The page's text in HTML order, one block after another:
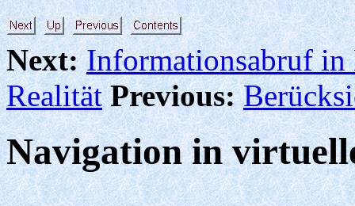
Next: Informationsabruf in
Realität Previous:
Navigation in